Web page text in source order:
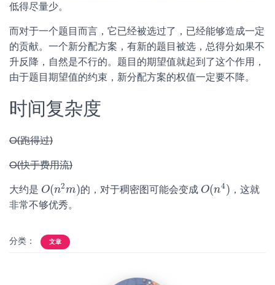
低得尽量少。
而对于一个题目而言，它已经被选过了，已经能够造成一定
的贡献。一个新分配方案，有新的题目被选，总得分如果不
升反降，自然是不行的。题目的期望值就起到了这个作用，
由于题目期望值的约束，新分配方案的权值一定要不降。
时间复杂度
O(跑得过)
O(快于费用流)
大约是 O(n2m)
O(n2m) 的，对于稠密图可能会变成 O(n4)
O(n4)
，这就
非常不够优秀。
分类： 文章